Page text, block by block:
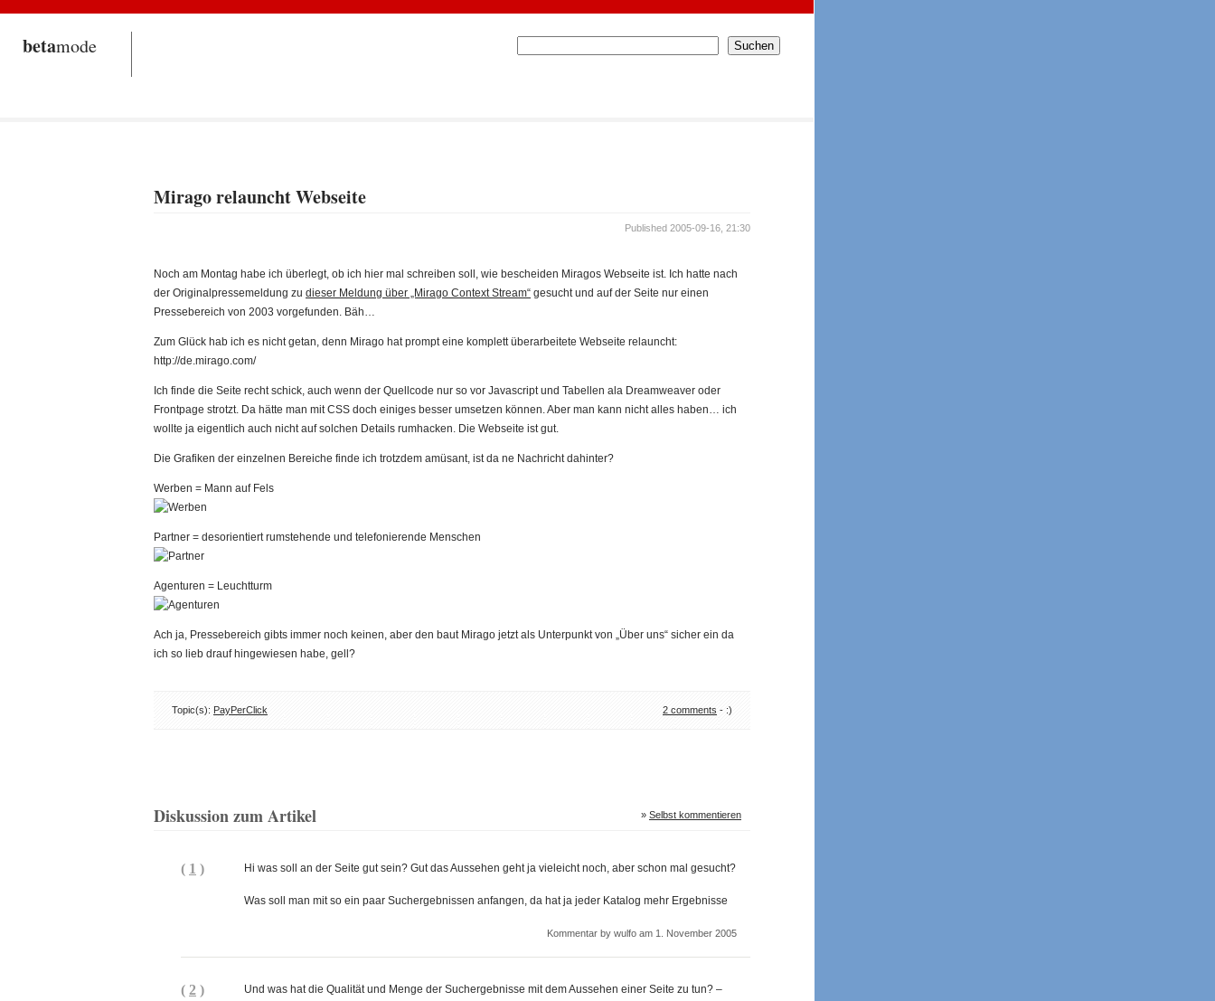
betamode
Mirago relauncht Webseite
Published 2005-09-16, 21:30
Noch am Montag habe ich überlegt, ob ich hier mal schreiben soll, wie bescheiden Miragos Webseite ist. Ich hatte nach
der Originalpressemeldung zu dieser Meldung über „Mirago Context Stream“ gesucht und auf der Seite nur einen
Pressebereich von 2003 vorgefunden. Bäh…
Zum Glück hab ich es nicht getan, denn Mirago hat prompt eine komplett überarbeitete Webseite relauncht:
http://de.mirago.com/
Ich finde die Seite recht schick, auch wenn der Quellcode nur so vor Javascript und Tabellen ala Dreamweaver oder
Frontpage strotzt. Da hätte man mit CSS doch einiges besser umsetzen können. Aber man kann nicht alles haben… ich
wollte ja eigentlich auch nicht auf solchen Details rumhacken. Die Webseite ist gut.
Die Grafiken der einzelnen Bereiche finde ich trotzdem amüsant, ist da ne Nachricht dahinter?
Werben = Mann auf Fels
Partner = desorientiert rumstehende und telefonierende Menschen
Agenturen = Leuchtturm
Ach ja, Pressebereich gibts immer noch keinen, aber den baut Mirago jetzt als Unterpunkt von „Über uns“ sicher ein da
ich so lieb drauf hingewiesen habe, gell?
Topic(s): PayPerClick 2 comments - :)
Diskussion zum Artikel » Selbst kommentieren
( 1 ) Hi was soll an der Seite gut sein? Gut das Aussehen geht ja vieleicht noch, aber schon mal gesucht?
Was soll man mit so ein paar Suchergebnissen anfangen, da hat ja jeder Katalog mehr Ergebnisse
Kommentar by wulfo am 1. November 2005
( 2 )
Und was hat die Qualität und Menge der Suchergebnisse mit dem Aussehen einer Seite zu tun? –